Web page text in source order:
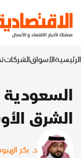
الرئيسيةالأسواقالشركات
السعودية
الشرق
د. بكر